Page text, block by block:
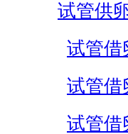
试管供
试管借
试管借
试管借